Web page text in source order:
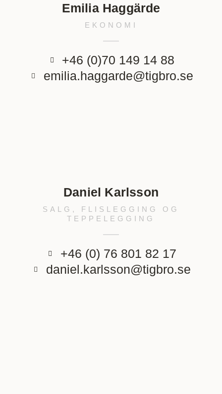
Emilia Haggärde
EKONOMI
+46 (0)70 149 14 88
emilia.haggarde@tigbro.se
Daniel Karlsson
SALG, FLISLEGGING OG
TEPPELEGGING
+46 (0) 76 801 82 17
daniel.karlsson@tigbro.se